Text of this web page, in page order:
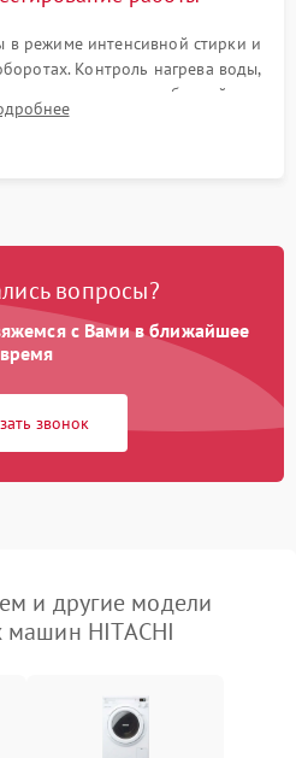
в режиме интенсивной стирки и
Контроль нагрева воды,
излишних вибраций,
и протечек под корпусом.
вопросы?
с Вами в ближайшее
время
звонок
и другие модели
машин HITACHI